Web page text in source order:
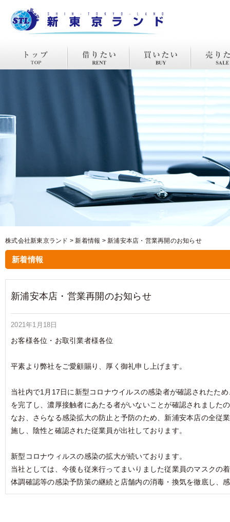
購入
株式会社新東京ランド >新着情報 > 新浦安本店・営業再開のお知らせ
新着情報
新浦安本店・営業再開のお知らせ
2021年1月18日
お客様各位・お取引業者様各位
平素より弊社をご愛顧賜り、厚く御礼申し上げます。
当社内で1月17日に新型コロナウイルスの感染者が確認されたた
を完了し、濃厚接触者にあたる者がいないことが確認されました
なお、さらなる感染拡大の防止と予防のため、新浦安本店の全従
施し、陰性と確認された従業員が出社しております。
新型コロナウィルスの感染の拡大が続いております。
当社としては、今後も従来行ってまいりました従業員のマスクの
体調確認等の感染予防策の継続と店舗内の消毒・換気を徹底し、